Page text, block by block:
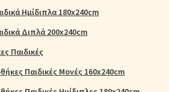
Ημίδιπλα 180x240cm
Διπλά 200x240cm
Παιδικές
Παιδικές Μονές 160x240cm